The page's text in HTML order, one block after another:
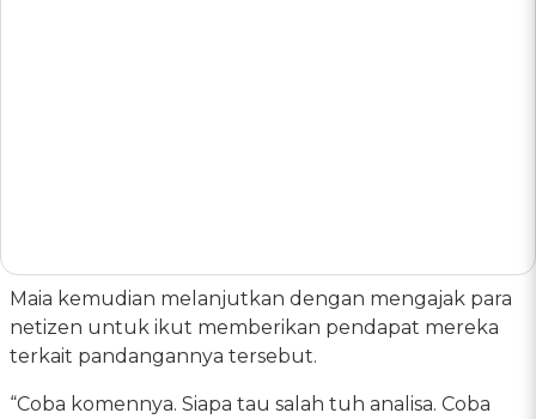
Maia kemudian melanjutkan dengan mengajak para
netizen untuk ikut memberikan pendapat mereka
terkait pandangannya tersebut.
“Coba komennya. Siapa tau salah tuh analisa. Coba